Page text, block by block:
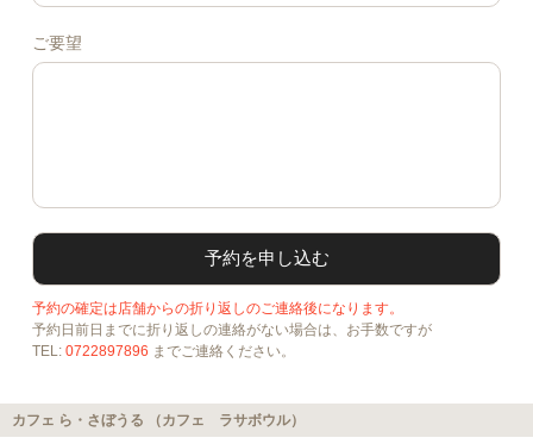
ご要望
予約の確定は店舗からの折り返しのご連絡後になります。
予約日前日までに折り返しの連絡がない場合は、お手数ですが
TEL: 0722897896 までご連絡ください。
カフェ ら・さぼうる （カフェ ラサボウル）